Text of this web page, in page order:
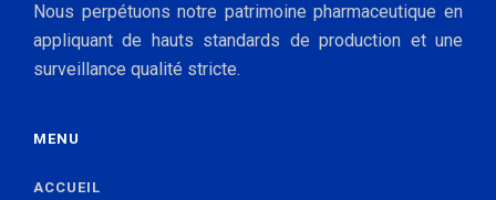
Nous perpétuons notre patrimoine pharmaceutique en
appliquant de hauts standards de production et une
surveillance qualité stricte.
MENU
ACCUEIL